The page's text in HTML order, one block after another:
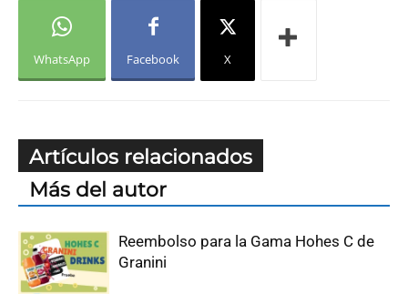
WhatsApp Facebook X
Artículos relacionados
Más del autor
Reembolso para la Gama Hohes C de
Granini